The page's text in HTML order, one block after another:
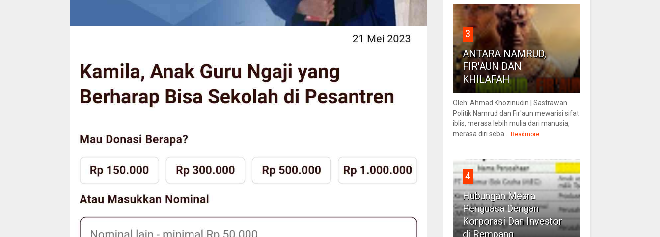
3
ANTARA NAMRUD,
FIR'AUN DAN
KHILAFAH
Oleh: Ahmad Khozinudin | Sastrawan
Politik Namrud dan Fir'aun mewarisi sifat
iblis, merasa lebih mulia dari manusia,
merasa diri seba...
Readmore
4
Hubungan Mesra
Penguasa Dengan
Korporasi Dan Investor
di Rempang